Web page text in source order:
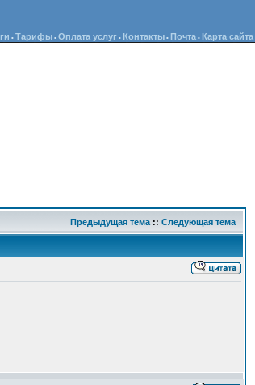
• Тарифы • Оплата услуг • Контакты • Почта • Карта сайта
Предыдущая тема :: Следующая тема